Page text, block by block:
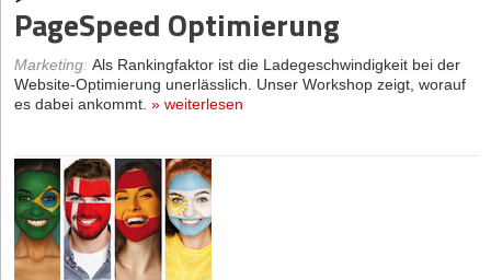
PageSpeed Optimierung
Marketing: Als Rankingfaktor ist die Ladegeschwindigkeit bei der
Website-Optimierung unerlässlich. Unser Workshop zeigt, worauf
es dabei ankommt. » weiterlesen